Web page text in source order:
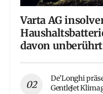
Varta AG
davon unberührt
De’Longhi
GentleJet